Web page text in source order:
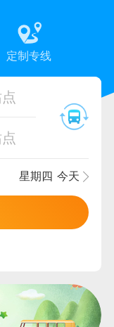
定制专线
星期四 今天